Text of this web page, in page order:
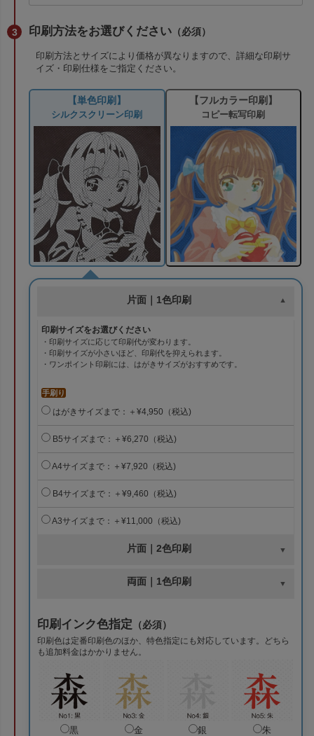
印刷方法をお選びください （必須）
印刷方法とサイズにより価格が異なりますので、詳細な印刷サ
イズ・印刷仕様をご指定ください。
【単色印刷】
シルクスクリーン印刷
【フルカラー印刷】
コピー転写印刷
片面｜1色印刷
印刷サイズをお選びください
・印刷サイズに応じて印刷代が変わります。
・印刷サイズが小さいほど、印刷代を抑えられます。
・ワンポイント印刷には、はがきサイズがおすすめです。
手刷り
はがきサイズまで：＋¥4,950（税込)
B5サイズまで：＋¥6,270（税込)
A4サイズまで：＋¥7,920（税込)
B4サイズまで：＋¥9,460（税込)
A3サイズまで：＋¥11,000（税込)
片面｜2色印刷
両面｜1色印刷
印刷インク色指定 （必須）
印刷色は定番印刷色のほか、特色指定にも対応しています。どちら
も追加料金はかかりません。
黒 金 銀 朱